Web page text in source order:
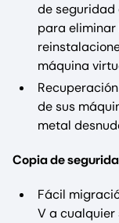
de seguridad
para
máquina
de sus
metal
Copia de
Fácil
V a